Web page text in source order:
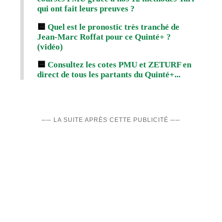
qui ont fait leurs preuves ?
🟨 Quel est le pronostic très tranché de
Jean-Marc Roffat pour ce Quinté+ ?
(vidéo)
🟨 Consultez les cotes PMU et ZETURF en
direct de tous les partants du Quinté+...
── LA SUITE APRÈS CETTE PUBLICITÉ ──